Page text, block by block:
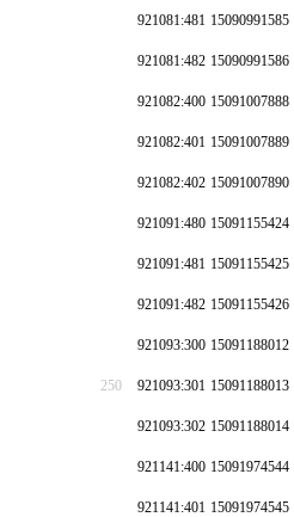
921081:481 15090991585
921081:482 15090991586
921082:400 15091007888
921082:401 15091007889
921082:402 15091007890
921091:480 15091155424
921091:481 15091155425
921091:482 15091155426
921093:300 15091188012
250 921093:301 15091188013
921093:302 15091188014
921141:400 15091974544
921141:401 15091974545